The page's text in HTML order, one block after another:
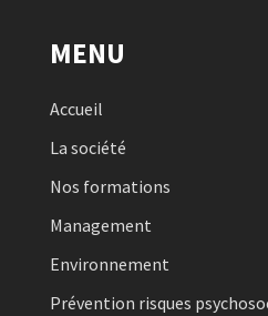
MENU
Accueil
La société
Nos formations
Management
Environnement
Prévention risques